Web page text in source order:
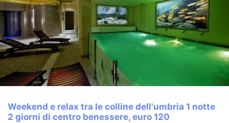
Jacuzzi in camera: Un romantico letto a baldacchino degno
della più bella favola d'amore
Vasche idromassaggio a due posti, la suite rappresenta una
vera e propria oasi di relax.
L' Hotel Villa Fiorita è il Centro Benessere ideale per vacanze
dedicate al Benessere, anche solo per un
di relax è in
grado regalarvi un soggiorno indimenticabile nella splendida
Umbria.
Accettiamo Bonus Vacanze
Weekend e relax tra le colline dell'umbria 1 notte
2 giorni di centro benessere, euro 120